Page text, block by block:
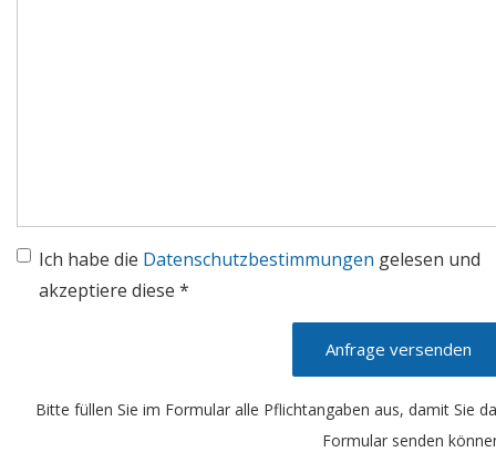
Ich habe die Datenschutzbestimmungen gelesen und
akzeptiere diese *
Anfrage versenden
Bitte füllen Sie im Formular alle Pflichtangaben aus, damit Sie
Formular senden